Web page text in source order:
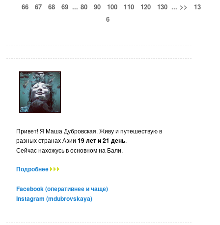
66
67 68 69 ... 80 90 100 110 120 130 ... >>
13
6
Привет! Я Маша Дубровская. Живу и путешествую в
разных странах Азии19 лет и 21 день.
Сейчас нахожусь в основном на Бали.
Подробнее
Facebook (оперативнее и чаще)
Instagram (mdubrovskaya)